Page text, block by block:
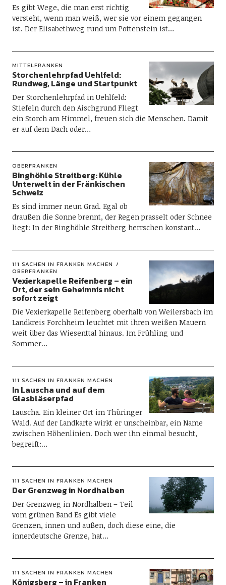
Es gibt Wege, die man erst richtig
versteht, wenn man weiß, wer sie vor einem gegangen
ist. Der Elisabethweg rund um Pottenstein ist…
MITTELFRANKEN
Storchenlehrpfad Uehlfeld:
Rundweg, Länge und Startpunkt
Der Storchenlehrpfad in Uehlfeld:
Stiefeln durch den Aischgrund Fliegt
ein Storch am Himmel, freuen sich die Menschen. Damit
er auf dem Dach oder…
OBERFRANKEN
Binghöhle Streitberg: Kühle
Unterwelt in der Fränkischen
Schweiz
Es sind immer neun Grad. Egal ob
draußen die Sonne brennt, der Regen prasselt oder Schnee
liegt: In der Binghöhle Streitberg herrschen konstant…
111 SACHEN IN FRANKEN MACHEN
OBERFRANKEN
Vexierkapelle Reifenberg – ein
Ort, der sein Geheimnis nicht
sofort zeigt
Die Vexierkapelle Reifenberg oberhalb von Weilersbach im
Landkreis Forchheim leuchtet mit ihren weißen Mauern
weit über das Wiesenttal hinaus. Im Frühling und
Sommer…
111 SACHEN IN FRANKEN MACHEN
In Lauscha und auf dem
Glasbläserpfad
Lauscha. Ein kleiner Ort im Thüringer
Wald. Auf der Landkarte wirkt er unscheinbar, ein Name
zwischen Höhenlinien. Doch wer ihn einmal besucht,
begreift:…
111 SACHEN IN FRANKEN MACHEN
Der Grenzweg in Nordhalben
Der Grenzweg in Nordhalben – Teil
vom grünen Band Es gibt viele
Grenzen, innen und außen, doch diese eine, die
innerdeutsche Grenze, hat…
111 SACHEN IN FRANKEN MACHEN
Königsberg – in Franken